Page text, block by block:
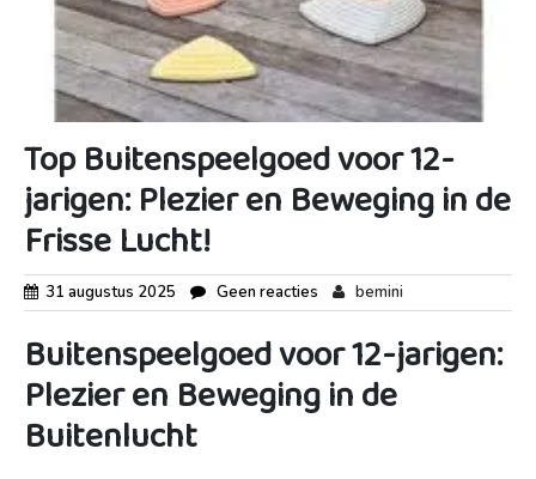
Top Buitenspeelgoed voor 12-
jarigen: Plezier en Beweging in de
Frisse Lucht!
31 augustus 2025 Geen reacties bemini
Buitenspeelgoed voor 12-jarigen:
Plezier en Beweging in de
Buitenlucht